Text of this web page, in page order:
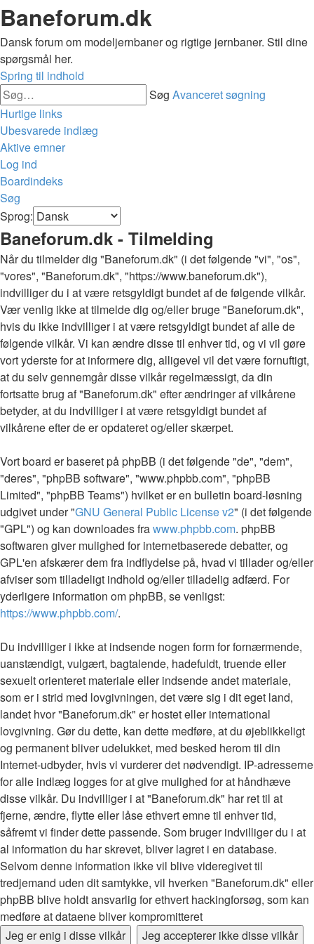
Baneforum.dk
Dansk forum om modeljernbaner og rigtige jernbaner. Stil dine
spørgsmål her.
Spring til indhold
Søg Avanceret søgning
Hurtige links
Ubesvarede indlæg
Aktive emner
Log ind
Boardindeks
Søg
Sprog:
Baneforum.dk - Tilmelding
Når du tilmelder dig "Baneforum.dk" (i det følgende "vi", "os",
"vores", "Baneforum.dk", "https://www.baneforum.dk"),
indvilliger du i at være retsgyldigt bundet af de følgende vilkår.
Vær venlig ikke at tilmelde dig og/eller bruge "Baneforum.dk",
hvis du ikke indvilliger i at være retsgyldigt bundet af alle de
følgende vilkår. Vi kan ændre disse til enhver tid, og vi vil gøre
vort yderste for at informere dig, alligevel vil det være fornuftigt,
at du selv gennemgår disse vilkår regelmæssigt, da din
fortsatte brug af "Baneforum.dk" efter ændringer af vilkårene
betyder, at du indvilliger i at være retsgyldigt bundet af
vilkårene efter de er opdateret og/eller skærpet.
Vort board er baseret på phpBB (i det følgende "de", "dem",
"deres", "phpBB software", "www.phpbb.com", "phpBB
Limited", "phpBB Teams") hvilket er en bulletin board-løsning
udgivet under "GNU General Public License v2" (i det følgende
"GPL") og kan downloades frawww.phpbb.com. phpBB
softwaren giver mulighed for internetbaserede debatter, og
GPL'en afskærer dem fra indflydelse på, hvad vi tillader og/eller
afviser som tilladeligt indhold og/eller tilladelig adfærd. For
yderligere information om phpBB, se venligst:
https://www.phpbb.com/.
Du indvilliger i ikke at indsende nogen form for fornærmende,
uanstændigt, vulgært, bagtalende, hadefuldt, truende eller
sexuelt orienteret materiale eller indsende andet materiale,
som er i strid med lovgivningen, det være sig i dit eget land,
landet hvor "Baneforum.dk" er hostet eller international
lovgivning. Gør du dette, kan dette medføre, at du øjeblikkeligt
og permanent bliver udelukket, med besked herom til din
Internet-udbyder, hvis vi vurderer det nødvendigt. IP-adresserne
for alle indlæg logges for at give mulighed for at håndhæve
disse vilkår. Du indvilliger i at "Baneforum.dk" har ret til at
fjerne, ændre, flytte eller låse ethvert emne til enhver tid,
såfremt vi finder dette passende. Som bruger indvilliger du i at
al information du har skrevet, bliver lagret i en database.
Selvom denne information ikke vil blive videregivet til
tredjemand uden dit samtykke, vil hverken "Baneforum.dk" eller
phpBB blive holdt ansvarlig for ethvert hackingforsøg, som kan
medføre at dataene bliver kompromitteret